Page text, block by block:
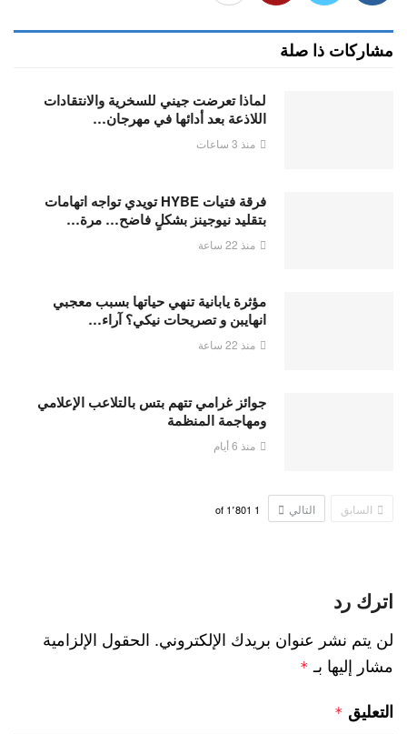
مشاركات ذا صلة
لماذا تعرضت جيني للسخرية والانتقادات
اللاذعة بعد أدائها في مهرجان…
منذ 3 ساعات
فرقة فتيات HYBE تويدي تواجه اتهامات
بتقليد نيوجينز بشكلٍ فاضح… مرة…
منذ 22 ساعة
مؤثرة يابانية تنهي حياتها بسبب معجبي
انهايبن و تصريحات نيكي؟ آراء…
منذ 22 ساعة
جوائز غرامي تتهم بتس بالتلاعب الإعلامي
ومهاجمة المنظمة
منذ 6 أيام
السابق التالي 1 1٬801
اترك رد
لن يتم نشر عنوان بريدك الإلكتروني. الحقول الإلزامية
مشار إليها بـ *
التعليق *